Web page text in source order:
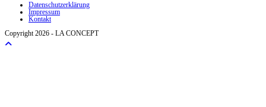
Datenschutzerklärung
Impressum
Kontakt
Copyright 2026 - LA CONCEPT